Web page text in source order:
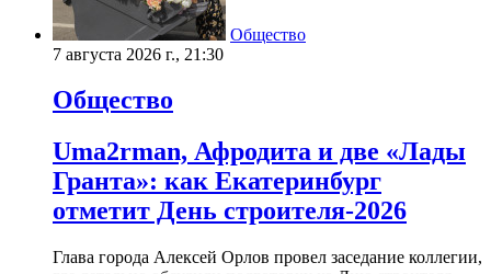
Общество
7 августа 2026 г., 21:30
Общество
Uma2rman, Афродита и две «Лады
Гранта»: как Екатеринбург
отметит День строителя-2026
Глава города Алексей Орлов провел заседание коллегии,